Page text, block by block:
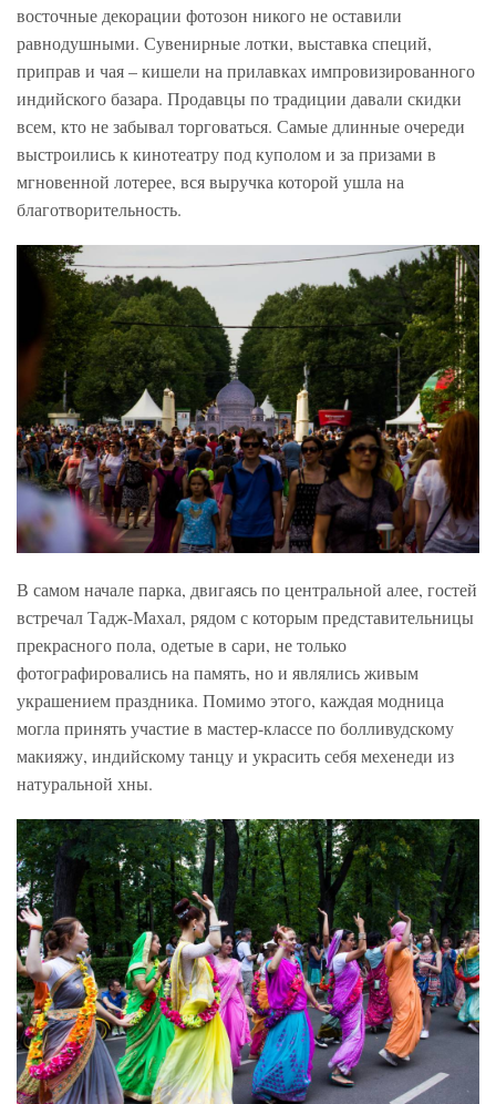
восточные декорации фотозон никого не оставили
равнодушными. Сувенирные лотки, выставка специй,
приправ и чая – кишели на прилавках импровизированного
индийского базара. Продавцы по традиции давали скидки
всем, кто не забывал торговаться. Самые длинные очереди
выстроились к кинотеатру под куполом и за призами в
мгновенной лотерее, вся выручка которой ушла на
благотворительность.
В самом начале парка, двигаясь по центральной алее, гостей
встречал Тадж-Махал, рядом с которым представительницы
прекрасного пола, одетые в сари, не только
фотографировались на память, но и являлись живым
украшением праздника. Помимо этого, каждая модница
могла принять участие в мастер-классе по болливудскому
макияжу, индийскому танцу и украсить себя мехенеди из
натуральной хны.